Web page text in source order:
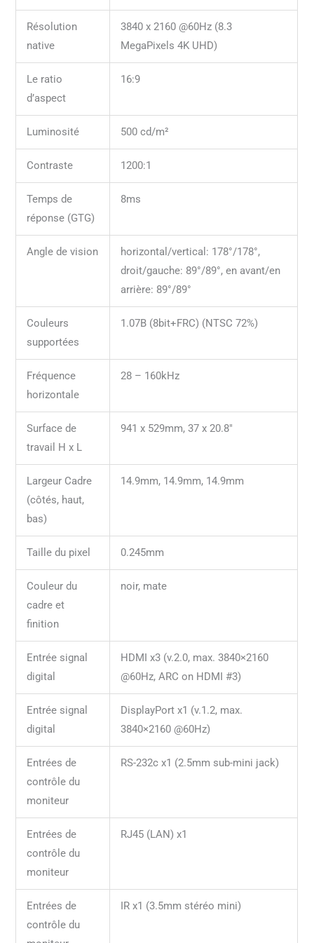
Résolution
native
3840 x 2160 @60Hz (8.3
MegaPixels 4K UHD)
Le ratio
d’aspect
16:9
Luminosité 500 cd/m²
Contraste 1200:1
Temps de
réponse (GTG)
8ms
Angle de vision
horizontal/vertical: 178°/178°,
droit/gauche: 89°/89°, en avant/en
arrière: 89°/89°
Couleurs
supportées
1.07B (8bit+FRC) (NTSC 72%)
Fréquence
horizontale
28 – 160kHz
Surface de
travail H x L
941 x 529mm, 37 x 20.8″
Largeur Cadre
(côtés, haut,
bas)
14.9mm, 14.9mm, 14.9mm
Taille du pixel 0.245mm
Couleur du
cadre et
finition
noir, mate
Entrée signal
digital
HDMI x3 (v.2.0, max. 3840×2160
@60Hz, ARC on HDMI #3)
Entrée signal
digital
DisplayPort x1 (v.1.2, max.
3840×2160 @60Hz)
Entrées de
contrôle du
moniteur
RS-232c x1 (2.5mm sub-mini jack)
Entrées de
contrôle du
moniteur
RJ45 (LAN) x1
Entrées de
contrôle du
IR x1 (3.5mm stéréo mini)